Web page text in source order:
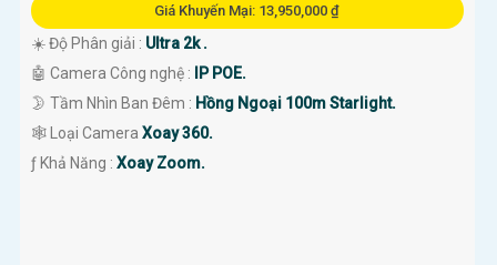
Giá Khuyến Mại: 13,950,000 ₫
☀️ Độ Phân giải : Ultra 2k .
🤖️ Camera Công nghệ : IP POE.
🌛 Tầm Nhìn Ban Đêm : Hồng Ngoại 100m Starlight.
🕸️ Loại Camera Xoay 360.
️ƒ Khả Năng : Xoay Zoom.